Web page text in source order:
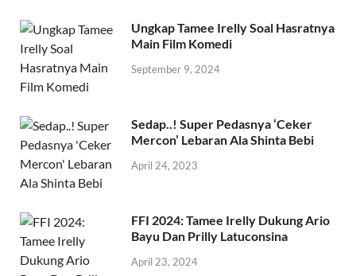
Ungkap Tamee Irelly Soal Hasratnya
Main Film Komedi
September 9, 2024
Sedap..! Super Pedasnya ‘Ceker
Mercon’ Lebaran Ala Shinta Bebi
April 24, 2023
FFI 2024: Tamee Irelly Dukung Ario
Bayu Dan Prilly Latuconsina
April 23, 2024